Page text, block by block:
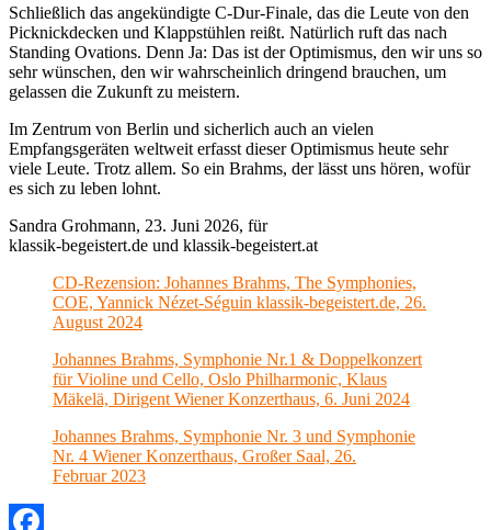
Schließlich das angekündigte C-Dur-Finale, das die Leute von den
Picknickdecken und Klappstühlen reißt. Natürlich ruft das nach
Standing Ovations. Denn Ja: Das ist der Optimismus, den wir uns so
sehr wünschen, den wir wahrscheinlich dringend brauchen, um
gelassen die Zukunft zu meistern.
Im Zentrum von Berlin und sicherlich auch an vielen
Empfangsgeräten weltweit erfasst dieser Optimismus heute sehr
viele Leute. Trotz allem. So ein Brahms, der lässt uns hören, wofür
es sich zu leben lohnt.
Sandra Grohmann, 23. Juni 2026, für
klassik-begeistert.de und klassik-begeistert.at
CD-Rezension: Johannes Brahms, The Symphonies,
COE, Yannick Nézet-Séguin klassik-begeistert.de, 26.
August 2024
Johannes Brahms, Symphonie Nr.1 & Doppelkonzert
für Violine und Cello, Oslo Philharmonic, Klaus
Mäkelä, Dirigent Wiener Konzerthaus, 6. Juni 2024
Johannes Brahms, Symphonie Nr. 3 und Symphonie
Nr. 4 Wiener Konzerthaus, Großer Saal, 26.
Februar 2023